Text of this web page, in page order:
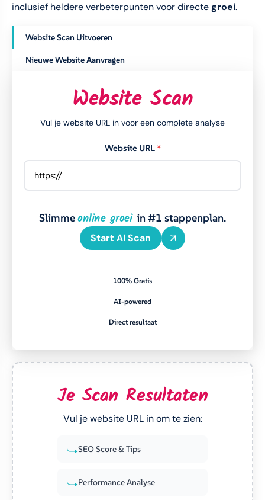
inclusief heldere verbeterpunten voor directegroei.
Website Scan Uitvoeren
Nieuwe Website Aanvragen
Website Scan
Vul je website URL in voor een complete analyse
Website URL*
Slimmeonline groei in #1 stappenplan.
Start AI Scan
100% Gratis
AI-powered
Direct resultaat
Je Scan Resultaten
Vul je website URL in om te zien:
SEO Score & Tips
Performance Analyse